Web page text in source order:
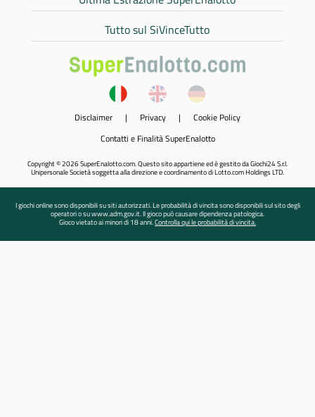
Tutto sul SiVinceTutto
Disclaimer | Privacy | Cookie Policy
Contatti e Finalità SuperEnalotto
Copyright © 2026 SuperEnalotto.com. Questo sito appartiene ed è gestito da Giochi24 S.r.l.
Unipersonale Società soggetta alla direzione e coordinamento di Lotto.com Holdings LTD.
I giochi online sono disponibili su siti autorizzati. Le probabilità di vincita sono disponibili sul sito degli
operatori o su www.adm.gov.it. Il gioco può causare dipendenza patologica.
Gioco vietato ai minori di 18 anni.Controlla qui le probabilità di vincita.